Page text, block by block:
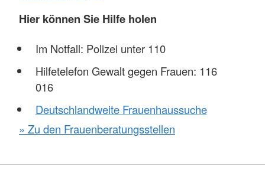
Hier können Sie Hilfe holen
Im Notfall: Polizei unter 110
Hilfetelefon Gewalt gegen Frauen: 116
016
Deutschlandweite Frauenhaussuche
» Zu den Frauenberatungsstellen